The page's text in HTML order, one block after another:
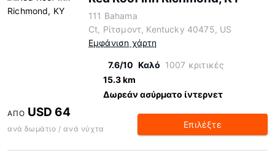
111 Bahama
Ct, Ρίτσμοντ, Kentucky 40475, US
Εμφάνιση χάρτη
7.6/10 Καλό 1007 κριτικές
15.3 km
Δωρεάν ασύρματο ίντερνετ
ΑΠΌ USD 64
ανά δωμάτιο / ανά νύχτα Επιλέξτε